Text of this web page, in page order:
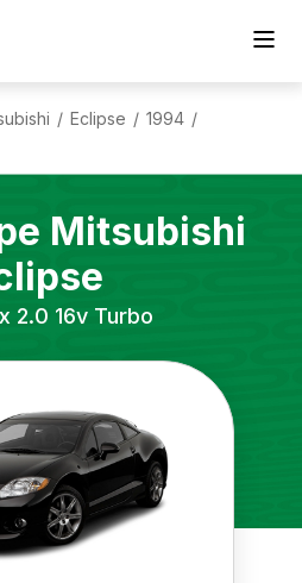
/ Eclipse / 1994 /
Mitsubishi
2.0 16v Turbo